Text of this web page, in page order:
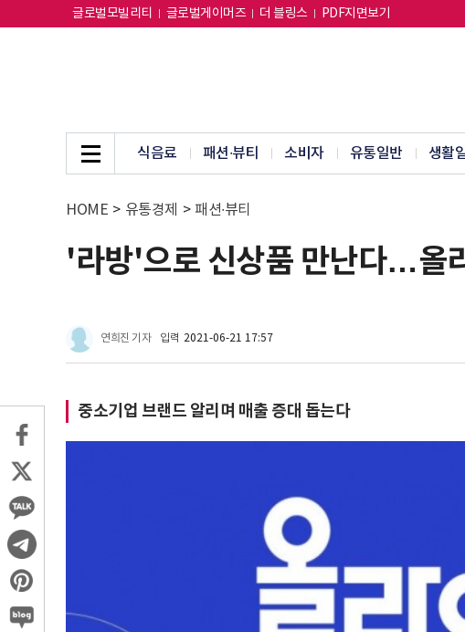
글로벌모빌리티 글로벌게이머즈 더 블링스 PDF지면보기
식음료 패션∙뷰티 소비자 유통일반 생활
HOME > 유통경제 > 패션∙뷰티
'라방'으로 신상품 만난다…올
연희진 기자 입력 2021-06-21 17:57
중소기업 브랜드 알리며 매출 증대 돕는다